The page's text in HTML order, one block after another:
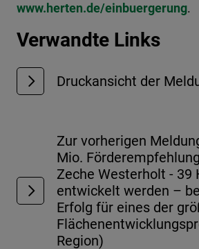
www.herten.de/einbuergerung.
Verwandte Links
Druckansicht der
Zur vorherigen
Mio.
Zeche Westerholt - 39
entwickelt werden –
Erfolg für eines der
Region)